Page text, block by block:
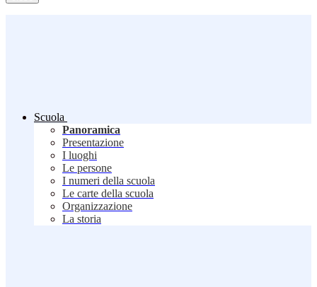
Scuola
Panoramica
Presentazione
I luoghi
Le persone
I numeri della scuola
Le carte della scuola
Organizzazione
La storia